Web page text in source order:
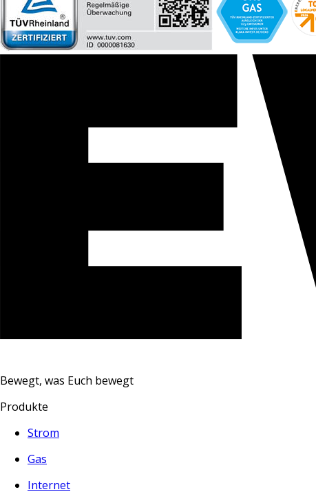
Bewegt, was Euch bewegt
Produkte
Strom
Gas
Internet